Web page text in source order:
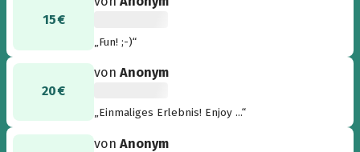
15 €
„Fun! ;-)“
20 €
vonAnonym
„Einmaliges Erlebnis! Enjoy ...“
vonAnonym